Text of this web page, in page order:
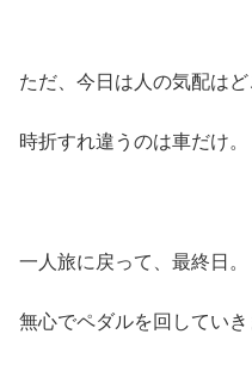
ただ、今日は人の気配はど
時折すれ違うのは車だけ。
一人旅に戻って、最終日。
無心でペダルを回していき